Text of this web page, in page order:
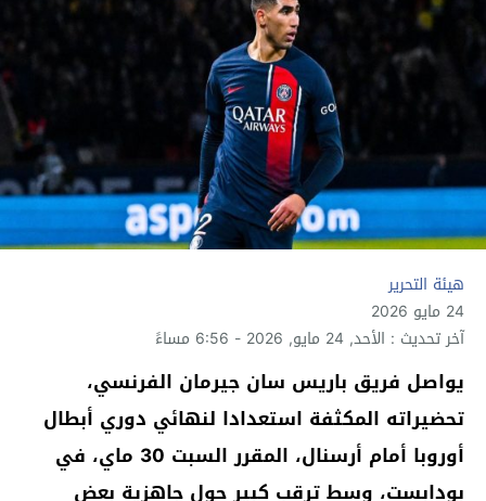
هيئة التحرير
24 مايو 2026
آخر تحديث : الأحد, 24 مايو, 2026 - 6:56 مساءً
يواصل فريق باريس سان جيرمان الفرنسي،
تحضيراته المكثفة استعدادا لنهائي دوري أبطال
أوروبا أمام أرسنال، المقرر السبت 30 ماي، في
بودابست، وسط ترقب كبير حول جاهزية بعض